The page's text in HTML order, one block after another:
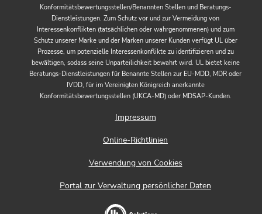
Konformitätsbewertungsstellen/Benannten Stellen und Beratungs-
Dienstleistungen. Zum Schutz vor und zur Vermeidung von
Interessenkonflikten (tatsächlichen oder wahrgenommenen) und zum
Schutz unserer Marke und der Marken unserer Kunden verfügt UL über
Prozesse, um potenzielle Interessenkonflikte zu identifizieren und zu
bewältigen, sodass seine Unparteilichkeit bewahrt wird. UL bietet keine
Beratungs-Dienstleistungen für Benannte Stellen zur EU-MDD, MDR oder
IVDD, für im Vereinigten Königreich anerkannte
Konformitätsbewertungsstellen (UKCA-MD) oder MDSAP-Kunden.
Impressum
Online-Richtlinien
Verwendung von Cookies
Portal zur Verwaltung persönlicher Daten